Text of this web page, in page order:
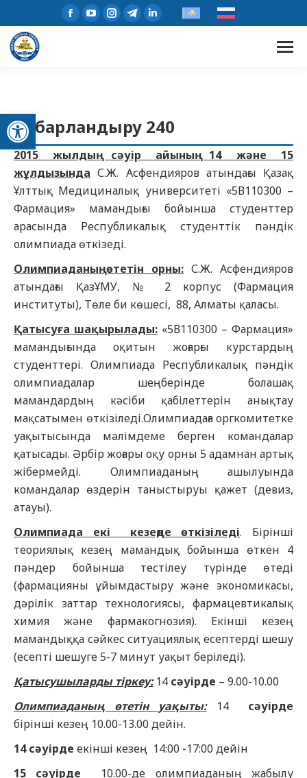
Open toolbar
Хабарландыру 240
2015 жылдың сәуір айының 14 және 15
жұлдызында С.Ж. Асфендияров атындағы Қазақ
Ұлттық Медициналық университеті «5В110300 –
Фармация» мамандығы бойынша студенттер
арасында Республикалық студенттік пәндік
олимпиада өткізеді.
Олимпиаданың өтетін орны: С.Ж. Асфендияров
атындағы ҚазҰМУ, № 2 корпус (Фармация
институты), Төле би көшесі, 88, Алматы қаласы.
Қатысуға шақырылады: «5В110300 – Фармация»
мамандығында оқитын жоғарғы курстардың
студенттері. Олимпиада Республикалық пәндік
олимпиадалар шеңберінде болашақ
мамандардың кәсіби қабілеттерін анықтау
мақсатымен өткізіледі.Олимпиадаға оргкомитетке
уақытысында мәлімдеме берген командалар
қатысады. Әрбір жоғары оқу орны 5 адамнан артық
жібермейді. Олимпиаданың ашылуында
командалар өздерін таныстыруы қажет (девиз,
атауы).
Олимпиада екі кезеңде өткізіледі. Бірінші
теориялық кезең мамандық бойынша өткен 4
пәндер бойынша тестілеу түрінде өтеді
(фармацияны ұйымдастыру және экономикасы,
дәрілік заттар технологиясы, фармацевтикалық
химия және фармакогнозия). Екінші кезең
мамандыққа сәйкес ситуациялық есептерді шешу
(есепті шешуге 5-7 минут уақыт беріледі).
Қатысушыларды тіркеу:14 сәуірде – 9.00-10.00
Олимпиаданың өтетін уақыты:14 сәуірде
бірінші кезең 10.00-13.00 дейін.
14 сәуірде екінші кезең 14:00 -17:00 дейін
15 сәуірде
10.00-де олимпиаданың жабылу